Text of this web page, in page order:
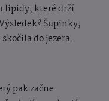
lipidy, které drží
Šupinky,
do jezera.
pak začne